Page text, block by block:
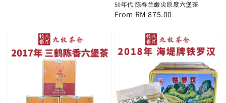
50年代 陈春兰嫩尖原度六堡茶
Regular
From RM 875.00